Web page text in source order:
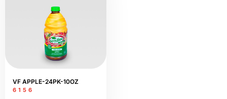
VF APPLE-24PK-10OZ
6156